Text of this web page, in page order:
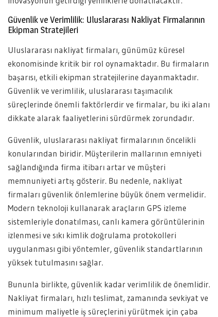
Güvenlik ve Verimlilik: Uluslararası Nakliyat Firmalarının
Ekipman Stratejileri
Uluslararası nakliyat firmaları, günümüz küresel
ekonomisinde kritik bir rol oynamaktadır. Bu firmaların
başarısı, etkili ekipman stratejilerine dayanmaktadır.
Güvenlik ve verimlilik, uluslararası taşımacılık
süreçlerinde önemli faktörlerdir ve firmalar, bu iki alanı
dikkate alarak faaliyetlerini sürdürmek zorundadır.
Güvenlik, uluslararası nakliyat firmalarının öncelikli
konularından biridir. Müşterilerin mallarının emniyeti
sağlandığında firma itibarı artar ve müşteri
memnuniyeti artış gösterir. Bu nedenle, nakliyat
firmaları güvenlik önlemlerine büyük önem vermelidir.
Modern teknoloji kullanarak araçların GPS izleme
sistemleriyle donatılması, canlı kamera görüntülerinin
izlenmesi ve sıkı kimlik doğrulama protokolleri
uygulanması gibi yöntemler, güvenlik standartlarının
yüksek tutulmasını sağlar.
Bununla birlikte, güvenlik kadar verimlilik de önemlidir.
Nakliyat firmaları, hızlı teslimat, zamanında sevkiyat ve
minimum maliyetle iş süreçlerini yürütmek için çaba